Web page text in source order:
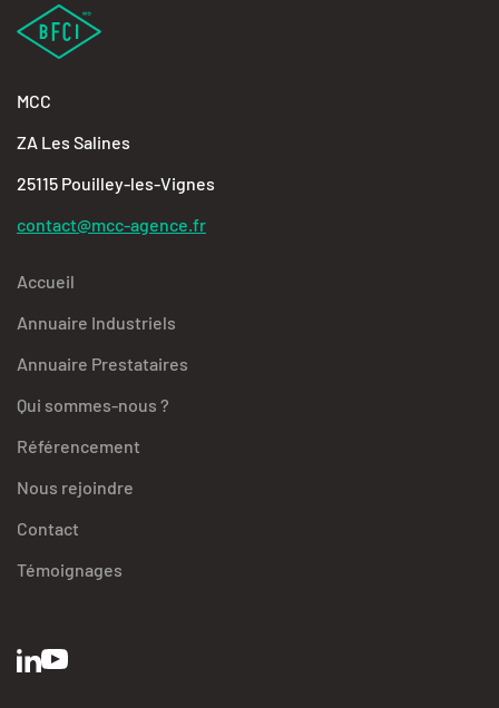
MCC
ZA Les Salines
25115 Pouilley-les-Vignes
contact@mcc-agence.fr
Accueil
Annuaire Industriels
Annuaire Prestataires
Qui sommes-nous ?
Référencement
Nous rejoindre
Contact
Témoignages